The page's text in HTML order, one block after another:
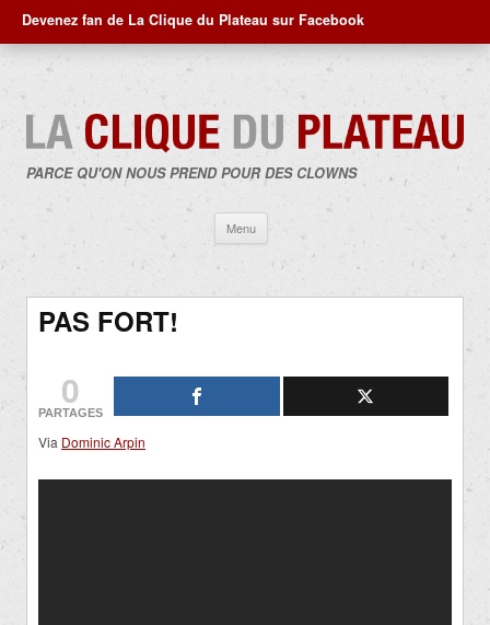
Devenez fan de La Clique du Plateau sur Facebook
PARCE QU'ON NOUS PREND POUR DES CLOWNS
Menu
contenu
PAS FORT!
0
PARTAGES
Via Dominic Arpin